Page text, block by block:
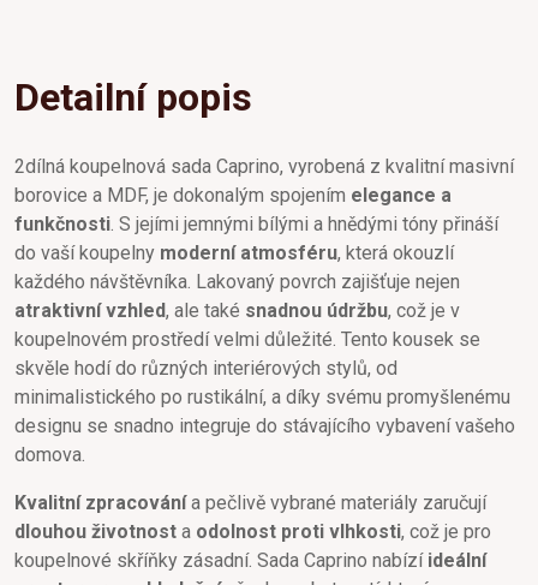
Detailní popis
2dílná koupelnová sada Caprino, vyrobená z kvalitní masivní
borovice a MDF, je dokonalým spojením elegance a
funkčnosti . S jejími jemnými bílými a hnědými tóny přináší
do vaší koupelny moderní atmosféru, která okouzlí
každého návštěvníka. Lakovaný povrch zajišťuje nejen
atraktivní vzhled, ale také snadnou údržbu, což je v
koupelnovém prostředí velmi důležité. Tento kousek se
skvěle hodí do různých interiérových stylů, od
minimalistického po rustikální, a díky svému promyšlenému
designu se snadno integruje do stávajícího vybavení vašeho
domova.
Kvalitní zpracovánía pečlivě vybrané materiály zaručují
dlouhou životnost a odolnost proti vlhkosti, což je pro
koupelnové skříňky zásadní. Sada Caprino nabízí ideální